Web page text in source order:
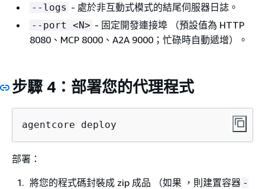
--logs - 處於非互動式模式的結尾伺服器日誌。
--port <N> - 固定開發連接埠 （預設值為 HTTP
8080、MCP 8000、A2A 9000；忙碌時自動遞增）。
步驟 4：部署您的代理程式
agentcore deploy
部署：
將您的程式碼封裝成 zip 成品 （如果 ，則建置容器 -